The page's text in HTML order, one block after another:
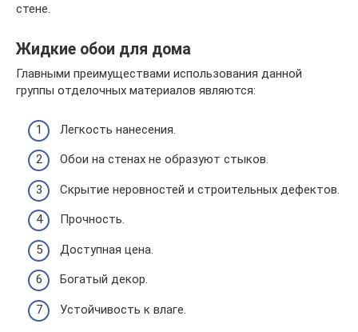
стене.
Жидкие обои для дома
Главными преимуществами использования данной
группы отделочных материалов являются:
Легкость нанесения.
Обои на стенах не образуют стыков.
Скрытие неровностей и строительных дефектов.
Прочность.
Доступная цена.
Богатый декор.
Устойчивость к влаге.